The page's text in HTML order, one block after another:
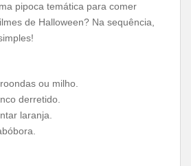
pipoca temática para comer
de Halloween? Na sequência,
ou milho.
derretido.
laranja.